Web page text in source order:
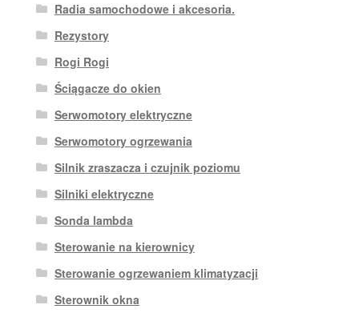
Radia samochodowe i akcesoria.
Rezystory
Rogi Rogi
Ściągacze do okien
Serwomotory elektryczne
Serwomotory ogrzewania
Silnik zraszacza i czujnik poziomu
Silniki elektryczne
Sonda lambda
Sterowanie na kierownicy
Sterowanie ogrzewaniem klimatyzacji
Sterownik okna